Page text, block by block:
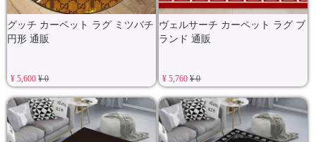
グッチ カーペット ラグ ミツバチ
円形 通販
¥ 5,600¥ 0
ヴェルサーチ カーペット ラグ ブ
ランド 通販
¥ 5,760¥ 0